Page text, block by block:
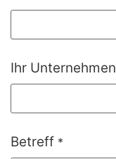
Ihr Unternehmen
Betreff *